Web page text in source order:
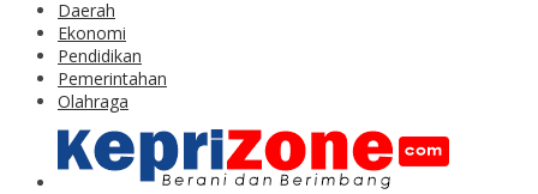
Daerah
Ekonomi
Pendidikan
Pemerintahan
Olahraga